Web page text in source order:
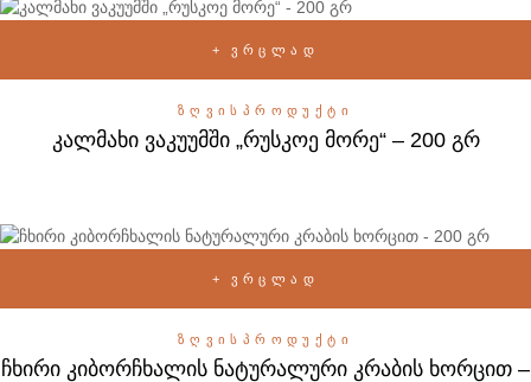
ᲕᲠᲪᲚᲐᲓ
ᲖᲦᲕᲘᲡᲞᲠᲝᲓᲣᲥᲢᲘ
კალმახი ვაკუუმში „რუსკოე მორე“ – 200 გრ
ᲕᲠᲪᲚᲐᲓ
ᲖᲦᲕᲘᲡᲞᲠᲝᲓᲣᲥᲢᲘ
ჩხირი კიბორჩხალის ნატურალური კრაბის ხორცით –